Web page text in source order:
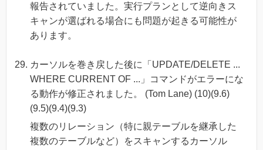
報告されていました。実行プランとして逆向きス
キャンが選ばれる場合にも問題が起きる可能性が
あります。
カーソルを巻き戻した後に「UPDATE/DELETE ...
WHERE CURRENT OF ...」コマンドがエラーにな
る動作が修正されました。 (Tom Lane) (10)(9.6)
(9.5)(9.4)(9.3)
複数のリレーション（特に親テーブルを継承した
複数のテーブルなど）をスキャンするカーソル